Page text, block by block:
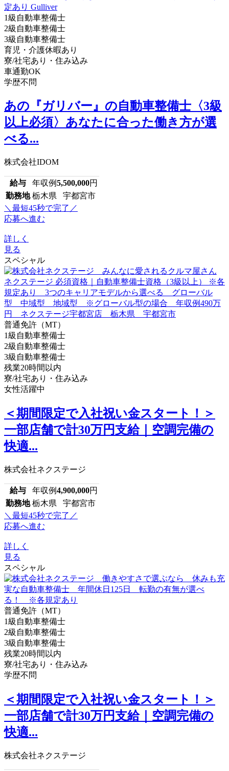
1級自動車整備士
2級自動車整備士
3級自動車整備士
育児・介護休暇あり
寮/社宅あり・住み込み
車通勤OK
学歴不問
あの『ガリバー』の自動車整備士〈3級
以上必須〉あなたに合った働き方が選
べる...
株式会社IDOM
給与 年収例5,500,000円
勤務地 栃木県 宇都宮市
＼最短45秒で完了／
応募へ進む
詳しく
見る
スペシャル
普通免許（MT）
1級自動車整備士
2級自動車整備士
3級自動車整備士
残業20時間以内
寮/社宅あり・住み込み
女性活躍中
＜期間限定で入社祝い金スタート！＞
一部店舗で計30万円支給｜空調完備の
快適...
株式会社ネクステージ
給与 年収例4,900,000円
勤務地 栃木県 宇都宮市
＼最短45秒で完了／
応募へ進む
詳しく
見る
スペシャル
普通免許（MT）
1級自動車整備士
2級自動車整備士
3級自動車整備士
残業20時間以内
寮/社宅あり・住み込み
学歴不問
＜期間限定で入社祝い金スタート！＞
一部店舗で計30万円支給｜空調完備の
快適...
株式会社ネクステージ